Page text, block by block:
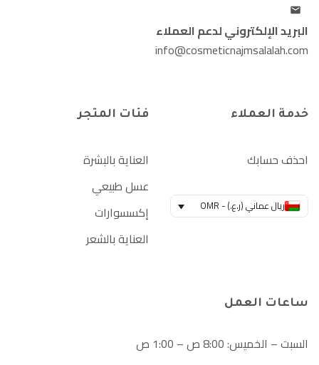
البريد الإلكتروني لدعم العملاء
info@cosmeticnajmsalalah.com
خدمة العملاء
احذف حسابك
ريال عماني (ر.ع.) - OMR
فئات المتجر
العناية بالبشرة
عسل طبيعي
إكسسوارات
العناية بالشعر
ساعات العمل
السبت – الخميس: 8:00 ص – 1:00 ص